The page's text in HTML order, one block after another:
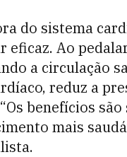
do sistema
Ao
a circulação
reduz a
benefícios
mais